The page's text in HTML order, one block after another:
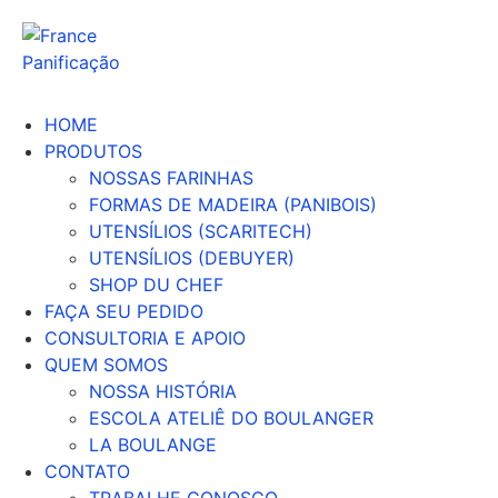
para
conteúdo
HOME
PRODUTOS
NOSSAS FARINHAS
FORMAS DE MADEIRA (PANIBOIS)
UTENSÍLIOS (SCARITECH)
UTENSÍLIOS (DEBUYER)
SHOP DU CHEF
FAÇA SEU PEDIDO
CONSULTORIA E APOIO
QUEM SOMOS
NOSSA HISTÓRIA
ESCOLA ATELIÊ DO BOULANGER
LA BOULANGE
CONTATO